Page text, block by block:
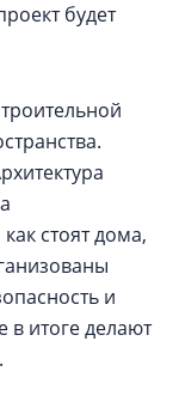
будет
стоят дома,
и
в итоге делают